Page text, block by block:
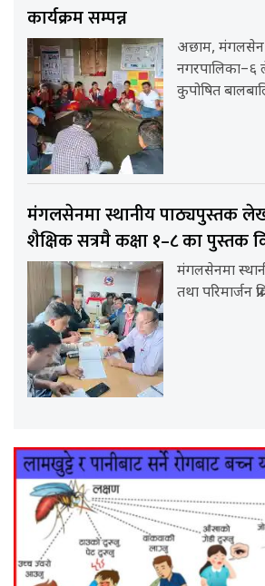
कार्यक्रम सम्पन्न
अछाम,
नगरपालिका–६
कुपोषित
मंगलसेनमा स्थानीय पाठ्यपुस्तक
शैक्षिक सत्रमै कक्षा १–८ का पुस्तक
मंगलसेनमा
तथा परिमार्जन